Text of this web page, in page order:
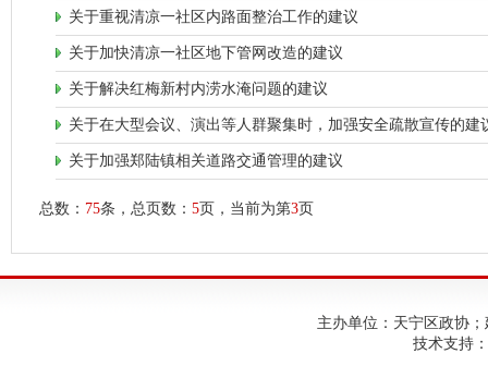
关于重视清凉一社区内路面整治工作的建议
关于加快清凉一社区地下管网改造的建议
关于解决红梅新村内涝水淹问题的建议
关于在大型会议、演出等人群聚集时，加强安全疏散宣传的建
关于加强郑陆镇相关道路交通管理的建议
总数： 75条，总页数： 5页，当前为第3页
主办单位：天宁区政协
技术支持